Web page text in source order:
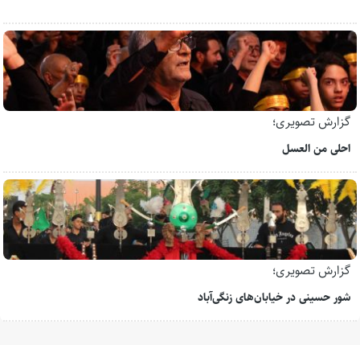
گزارش تصویری؛
احلی من العسل
گزارش تصویری؛
شور حسینی در خیابان‌های زنگی‌آباد